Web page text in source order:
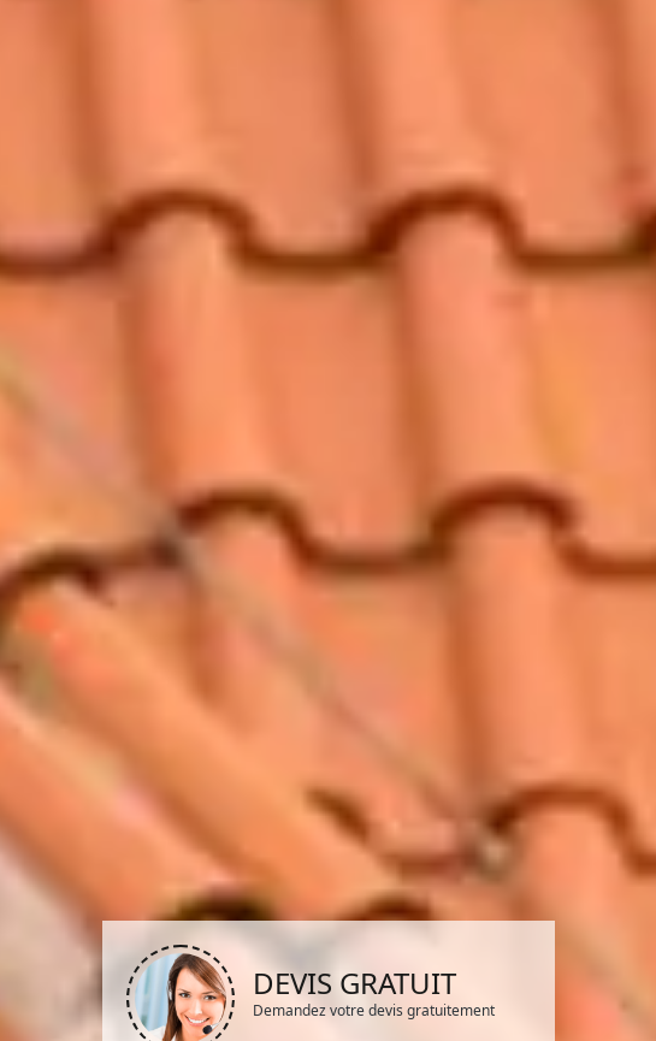
DEVIS GRATUIT
Demandez votre devis gratuitement